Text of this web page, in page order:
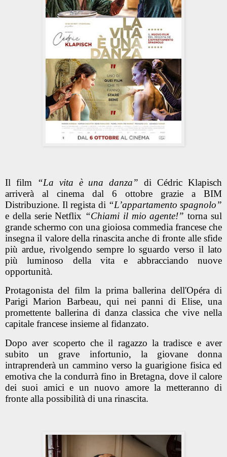
Il film “La vita è una danza”di Cédric Klapisch
arriverà al cinema dal 6 ottobre grazie a BIM
Distribuzione. Il regista di “L’appartamento spagnolo”
e della serie Netflix “Chiami il mio agente!” torna sul
grande schermo con una gioiosa commedia francese che
insegna il valore della rinascita anche di fronte alle sfide
più ardue, rivolgendo sempre lo sguardo verso il lato
più luminoso della vita e abbracciando nuove
opportunità.
Protagonista del film laprima ballerina dell'Opéra di
Parigi Marion Barbeau, qui nei panni di Elise, una
promettente ballerina di danza classica che vive nella
capitale francese insieme al fidanzato.
Dopo aver scoperto che il ragazzo la tradisce e aver
subito un grave infortunio, la giovane donna
intraprenderà un cammino verso la guarigione fisica ed
emotiva che la condurrà fino in Bretagna, dove il calore
dei suoi amici e un nuovo amore la metteranno di
fronte alla possibilità di una rinascita.